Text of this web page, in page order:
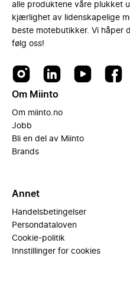
alle produktene våre plukket
kjærlighet av lidenskapelige
beste motebutikker. Vi håper
følg oss!
Om Miinto
Om miinto.no
Jobb
Bli en del av Miinto
Brands
Annet
Handelsbetingelser
Persondataloven
Cookie-politik
Innstillinger for cookies